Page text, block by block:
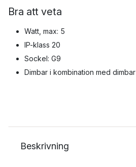
Bra att veta
Watt, max: 5
IP-klass 20
Sockel: G9
Dimbar i kombination med
Beskrivning